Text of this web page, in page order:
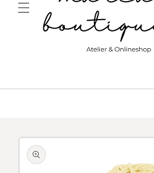
Skip to
product
information